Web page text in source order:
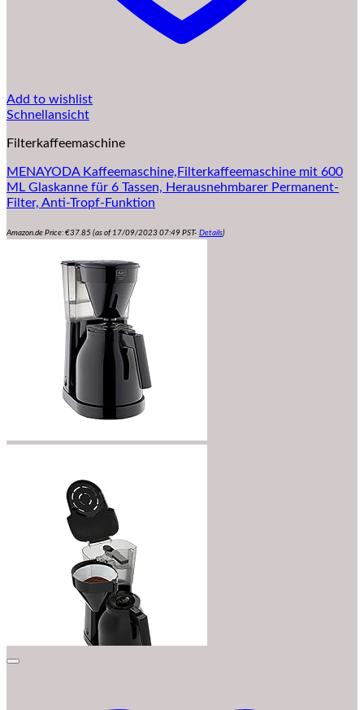
Add to wishlist
Schnellansicht
Filterkaffeemaschine
MENAYODA Kaffeemaschine,Filterkaffeemaschine mit 600
ML Glaskanne für 6 Tassen, Herausnehmbarer Permanent-
Filter, Anti-Tropf-Funktion
Amazon.de Price: €37.85 (as of 17/09/2023 07:49 PST- Details)